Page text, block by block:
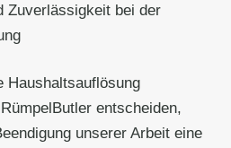
Zuverlässigkeit bei der
Haushaltsauflösung
entscheiden,
unserer Arbeit eine